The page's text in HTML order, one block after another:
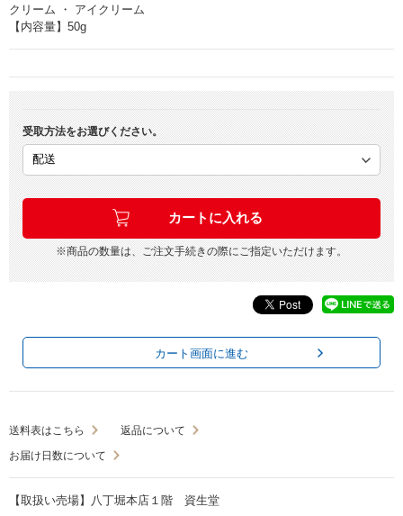
クリーム ・ アイクリーム
【内容量】50g
受取方法をお選びください。
※商品の数量は、ご注文手続きの際にご指定いただけます。
カート画面に進む
送料表はこちら
返品について
お届け日数について
【取扱い売場】八丁堀本店１階 資生堂